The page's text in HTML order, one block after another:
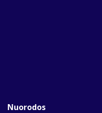
Nuorodos